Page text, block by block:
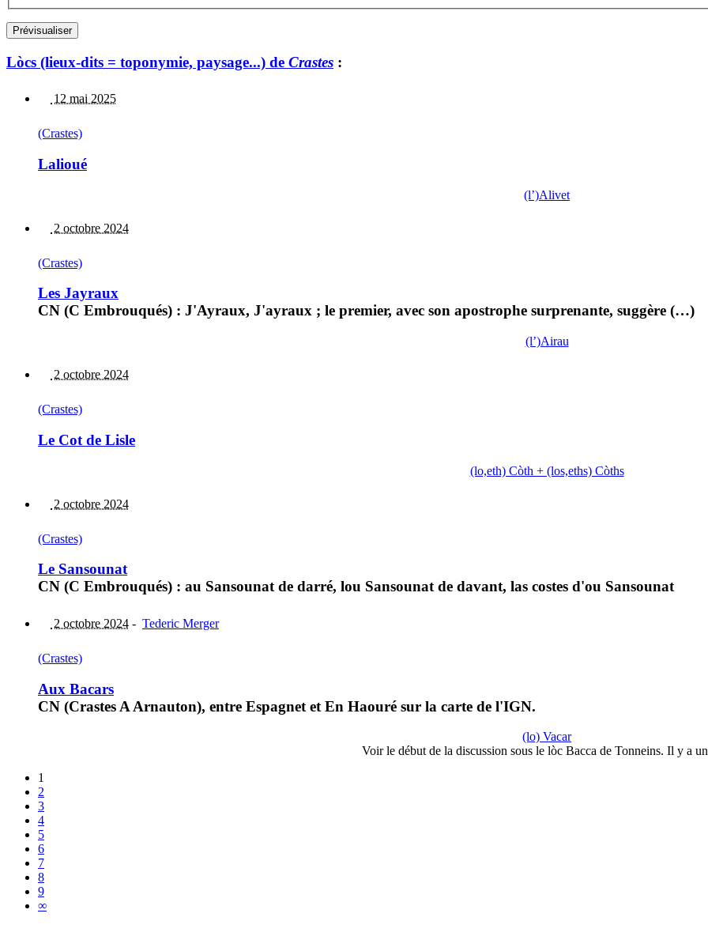
Lòcs (lieux-dits = toponymie, paysage...) de Crastes :
12 mai 2025
(Crastes)
Lalioué
(l’)Alivet
2 octobre 2024
(Crastes)
Les Jayraux
CN (C Embrouqués) : J'Ayraux, J'ayraux ; le premier, avec son apostrophe surprenante, suggère (…)
(l’)Airau
2 octobre 2024
(Crastes)
Le Cot de Lisle
(lo,eth) Còth + (los,eths) Còths
2 octobre 2024
(Crastes)
Le Sansounat
CN (C Embrouqués) : au Sansounat de darré, lou Sansounat de davant, las costes d'ou Sansounat
2 octobre 2024 - Tederic Merger
(Crastes)
Aux Bacars
CN (Crastes A Arnauton), entre Espagnet et En Haouré sur la carte de l'IGN.
(lo) Vacar
Voir le début de la discussion sous le lòc Bacca de Tonneins. Il y a
1
2
3
4
5
6
7
8
9
∞